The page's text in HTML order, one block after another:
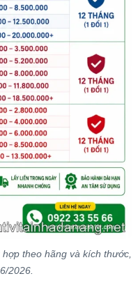
theo hãng và kích thước,
2026.